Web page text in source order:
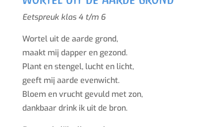
Eetspreuk klas 4 t/m 6
Wortel uit de aarde grond,
maakt mij dapper en gezond.
Plant en stengel, lucht en licht,
geeft mij aarde evenwicht.
Bloem en vrucht gevuld met zon,
dankbaar drink ik uit de bron.